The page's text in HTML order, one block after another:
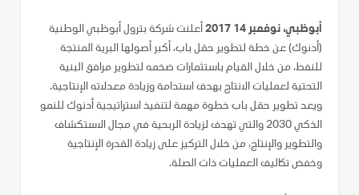
أبوظبي، نوفمبر 14 2017
أعلنت شركة بترول أبوظبي الوطنية
(أدنوك) عن خطة لتطوير حقل باب، أكبر أصولها البرية المنتجة
للنفط، من خلال القيام باستثمارات ضخمه لتطوير مرافق البنية
التحتية لعمليات الانتاج بهدف استدامة وزيادة معدلاته الإنتاجية.
ويعد تطوير حقل باب خطوة مهمة لتنفيذ استراتيجية أدنوك للنمو
الذكي 2030 والتي تهدف لزيادة الربحية في مجال الاستكشاف
والتطوير والإنتاج، من خلال التركيز على زيادة القدرة الإنتاجية
وخفض تكاليف العمليات ذات الصلة.